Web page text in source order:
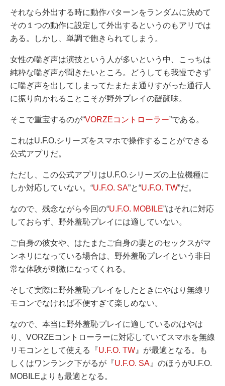
それなら外出する時に動作パターンをランダムに決めて
その１つの動作に設定して外出するというのもアリでは
ある。しかし、単調で飽きられてしまう。
女性の喘ぎ声は演技という人が多いという中、こっちは
純粋な喘ぎ声が聞きたいところ。どうしても我慢できず
に喘ぎ声を出してしまってたまたま通りすがった通行人
に振り向かれることこそが野外プレイの醍醐味。
そこで重宝するのが“VORZEコントローラー”である。
これはU.F.O.シリーズをスマホで操作することができる
公式アプリだ。
ただし、この公式アプリはU.F.O.シリーズの上位機種に
しか対応していない。“U.F.O. SA”と“U.F.O. TW”だ。
なので、残念ながら今回の“U.F.O. MOBILE”はそれに対応
しておらず、野外羞恥プレイには適していない。
ご自身の彼女や、はたまたご自身の妻とのセックスがマ
ンネリになっている場合は、野外羞恥プレイという非日
常な体験が刺激になってくれる。
そして実際に野外羞恥プレイをしたときにやはり無線リ
モコンでなければ不便すぎて楽しめない。
なので、本当に野外羞恥プレイに適しているのはやは
り、VORZEコントローラーに対応していてスマホを無線
リモコンとして使える『 U.F.O. TW』が最適となる。も
しくはワンランク下がるが『 U.F.O. SA』のほうがU.F.O.
MOBILEよりも最適となる。